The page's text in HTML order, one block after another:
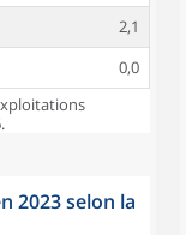
2,1
0,0
2023 selon la